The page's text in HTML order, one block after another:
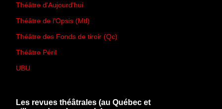
Théâtre d'Aujourd'hui
Théâtre de l'Opsis (Mtl)
Théâtre des Fonds de tiroir (Qc)
Théâtre Péril
UBU
Les revues théâtrales (au Québec et